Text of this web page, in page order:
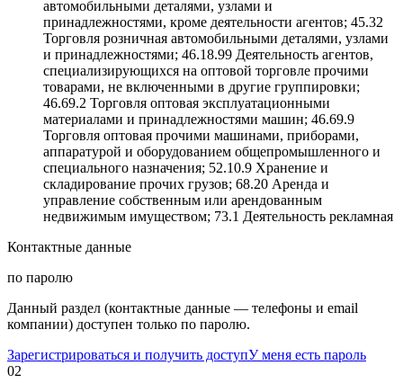
автомобильными деталями, узлами и
принадлежностями, кроме деятельности агентов; 45.32
Торговля розничная автомобильными деталями, узлами
и принадлежностями; 46.18.99 Деятельность агентов,
специализирующихся на оптовой торговле прочими
товарами, не включенными в другие группировки;
46.69.2 Торговля оптовая эксплуатационными
материалами и принадлежностями машин; 46.69.9
Торговля оптовая прочими машинами, приборами,
аппаратурой и оборудованием общепромышленного и
специального назначения; 52.10.9 Хранение и
складирование прочих грузов; 68.20 Аренда и
управление собственным или арендованным
недвижимым имуществом; 73.1 Деятельность рекламная
Контактные данные
по паролю
Данный раздел (контактные данные — телефоны и email
компании) доступен только по паролю.
Зарегистрироваться и получить доступУ меня есть пароль
02